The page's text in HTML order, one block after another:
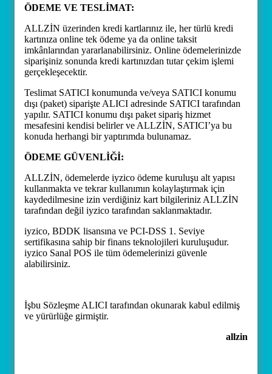
ÖDEME VE TESLİMAT:
ALLZİN üzerinden kredi kartlarınız ile, her türlü kredi
kartınıza online tek ödeme ya da online taksit
imkânlarından yararlanabilirsiniz. Online ödemelerinizde
siparişiniz sonunda kredi kartınızdan tutar çekim işlemi
gerçekleşecektir.
Teslimat SATICI konumunda ve/veya SATICI konumu
dışı (paket) siparişte ALICI adresinde SATICI tarafından
yapılır. SATICI konumu dışı paket sipariş hizmet
mesafesini kendisi belirler ve ALLZİN, SATICI’ya bu
konuda herhangi bir yaptırımda bulunamaz.
ÖDEME GÜVENLİĞİ:
ALLZİN, ödemelerde iyzico ödeme kuruluşu alt yapısı
kullanmakta ve tekrar kullanımın kolaylaştırmak için
kaydedilmesine izin verdiğiniz kart bilgileriniz ALLZİN
tarafından değil iyzico tarafından saklanmaktadır.
iyzico, BDDK lisansına ve PCI-DSS 1. Seviye
sertifikasına sahip bir finans teknolojileri kuruluşudur.
iyzico Sanal POS ile tüm ödemelerinizi güvenle
alabilirsiniz.
İşbu Sözleşme ALICI tarafından okunarak kabul edilmiş
ve yürürlüğe girmiştir.
allzin